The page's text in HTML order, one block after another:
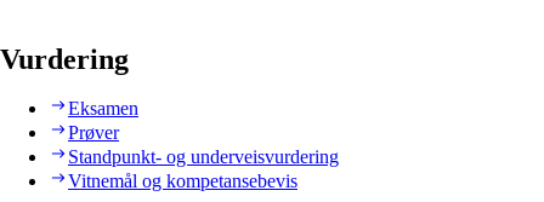
Vurdering
Eksamen
Prøver
Standpunkt- og underveisvurdering
Vitnemål og kompetansebevis